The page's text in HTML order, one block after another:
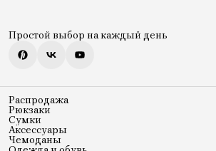
Простой выбор на каждый день
Распродажа
Рюкзаки
Сумки
Аксессуары
Чемоданы